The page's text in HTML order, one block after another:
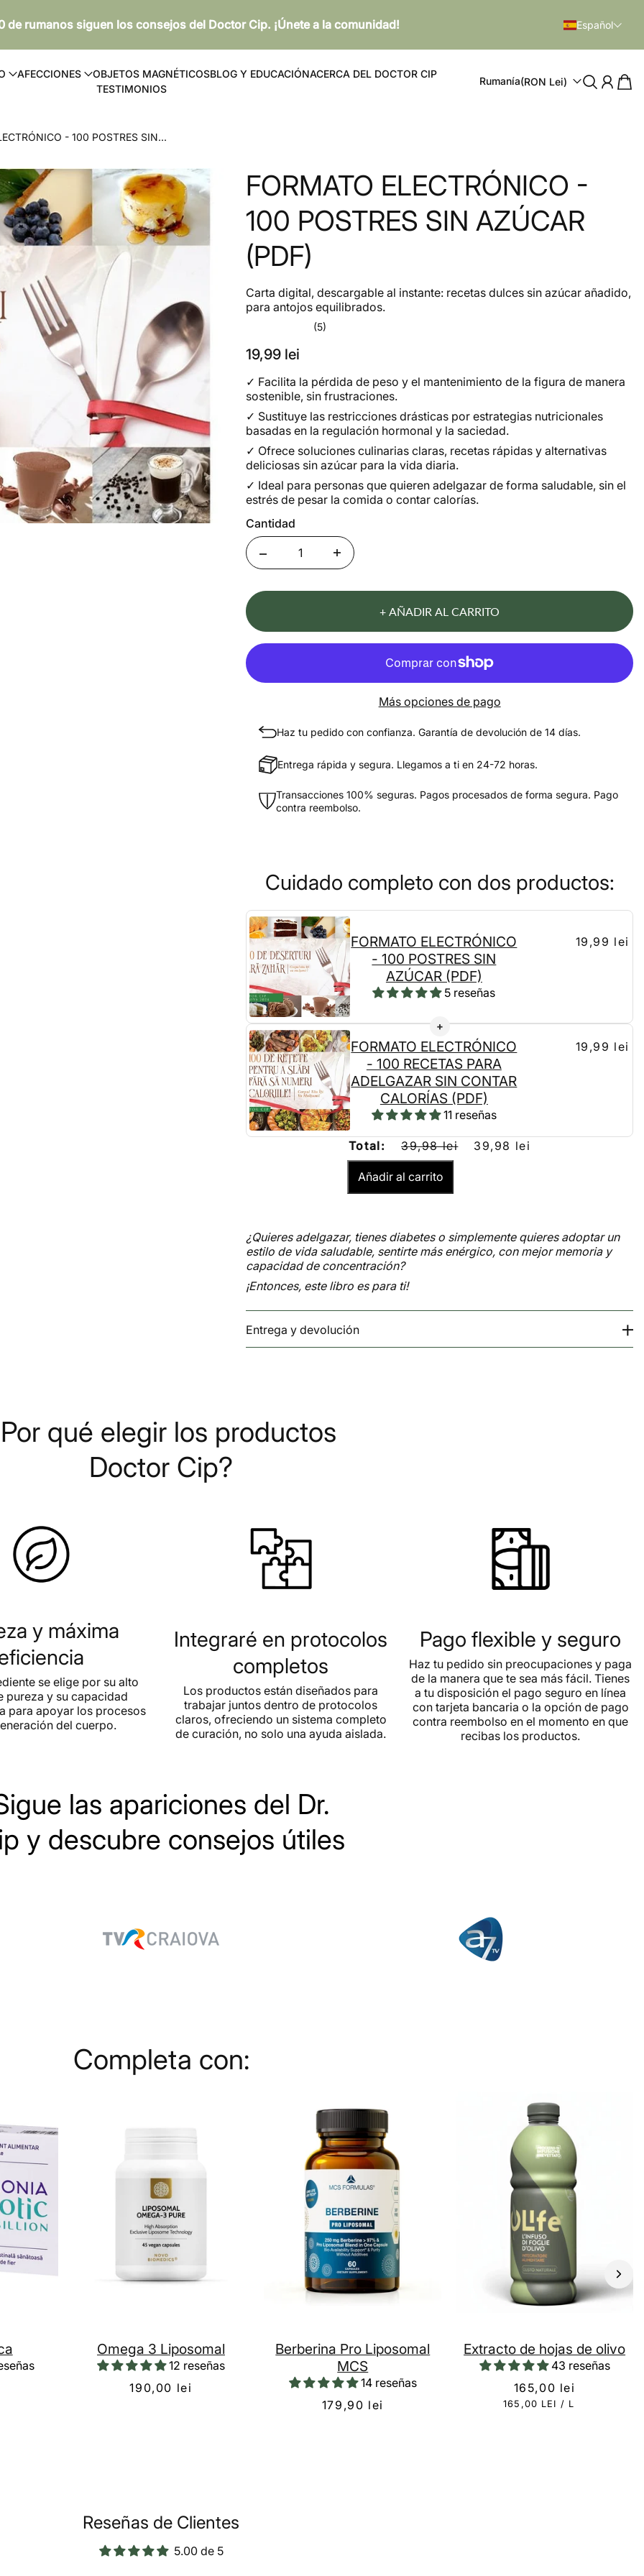
de rumanos siguen los consejos del Doctor Cip. ¡Únete a la comunidad! Español
AFECCIONES OBJETOS MAGNÉTICOSBLOG Y EDUCACIÓNACERCA DEL DOCTOR CIP
TESTIMONIOS
Rumanía(RON Lei)
- 100 POSTRES SIN...
FORMATO ELECTRÓNICO -
100 POSTRES SIN AZÚCAR
(PDF)
Carta digital, descargable al instante: recetas dulces sin azúcar añadido,
para antojos equilibrados.
(5)
19,99 lei
✓ Facilita la pérdida de peso y el mantenimiento de la figura de manera
sostenible, sin frustraciones.
✓ Sustituye las restricciones drásticas por estrategias nutricionales
basadas en la regulación hormonal y la saciedad.
✓ Ofrece soluciones culinarias claras, recetas rápidas y alternativas
deliciosas sin azúcar para la vida diaria.
✓ Ideal para personas que quieren adelgazar de forma saludable, sin el
estrés de pesar la comida o contar calorías.
Cantidad
Quantity
+ AÑADIR AL CARRITO
Más opciones de pago
Haz tu pedido con confianza. Garantía de devolución de 14 días.
Entrega rápida y segura. Llegamos a ti en 24-72 horas.
Transacciones 100% seguras. Pagos procesados de forma segura. Pago
contra reembolso.
Cuidado completo con dos productos:
FORMATO ELECTRÓNICO
- 100 POSTRES SIN
AZÚCAR (PDF)
5 reseñas
19,99 lei
FORMATO ELECTRÓNICO
- 100 RECETAS PARA
ADELGAZAR SIN CONTAR
CALORÍAS (PDF)
11 reseñas
19,99 lei
Total: 39,98 lei 39,98 lei
Añadir al carrito
¿Quieres adelgazar, tienes diabetes o simplemente quieres adoptar un
estilo de vida saludable, sentirte más enérgico, con mejor memoria y
capacidad de concentración?
¡Entonces, este libro es para ti!
Entrega y devolución
qué elegir los productos
Doctor Cip?
y máxima
se elige por su alto
pureza y su capacidad
para apoyar los procesos
del cuerpo.
Integraré en protocolos
completos
Los productos están diseñados para
trabajar juntos dentro de protocolos
claros, ofreciendo un sistema completo
de curación, no solo una ayuda aislada.
Pago flexible y seguro
Haz tu pedido sin preocupaciones y paga
de la manera que te sea más fácil. Tienes
a tu disposición el pago seguro en línea
con tarjeta bancaria o la opción de pago
contra reembolso en el momento en que
recibas los productos.
las apariciones del Dr.
y descubre consejos útiles
Completa con:
Omega 3 Liposomal
12 reseñas
190,00 lei
Berberina Pro Liposomal
MCS
14 reseñas
179,90 lei
Extracto de hojas de olivo
43 reseñas
165,00 lei
165,00 LEI / L
Reseñas de Clientes
5.00 de 5